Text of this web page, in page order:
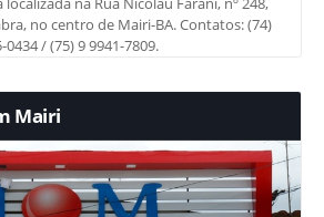
no centro de Mairi-BA. Contatos: (74)
0434 / (75) 9 9941-7809.
Mairi